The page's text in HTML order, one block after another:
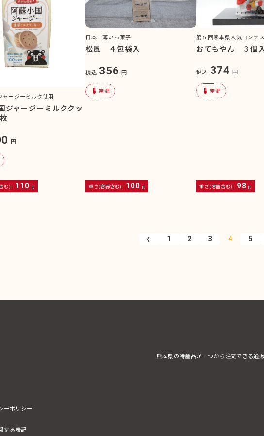
ャージーミルク使用
ジャージーミルククッ
円
む): 110 g
日本一薄いお菓子
松風 ４包袋入
税込 356 円
device_thermostat 常温
重さ(容器含む): 100 g
第５回熊本県人気コンテ
おてもやん ３個
税込 374 円
device_thermostat 常温
重さ(容器含む): 98 g
1 2 3 4 5
熊本県の特産品が一つから注文できる通
ーポリシー
する表記